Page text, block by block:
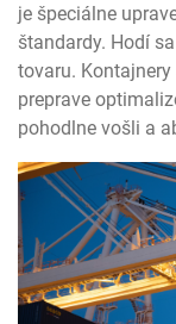
je špeciálne
štandardy. Hodí
tovaru.
preprave
pohodlne vošli a